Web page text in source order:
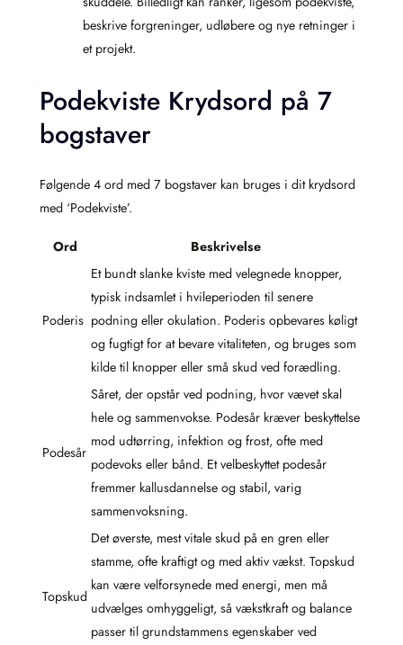
beskrive forgreninger, udløbere og nye retninger i
et projekt.
Podekviste Krydsord på 7
bogstaver
Følgende 4 ord med 7 bogstaver kan bruges i dit krydsord
med ‘Podekviste’.
Ord Beskrivelse
Poderis
Et bundt slanke kviste med velegnede knopper,
typisk indsamlet i hvileperioden til senere
podning eller okulation. Poderis opbevares køligt
og fugtigt for at bevare vitaliteten, og bruges som
kilde til knopper eller små skud ved forædling.
Podesår
Såret, der opstår ved podning, hvor vævet skal
hele og sammenvokse. Podesår kræver beskyttelse
mod udtørring, infektion og frost, ofte med
podevoks eller bånd. Et velbeskyttet podesår
fremmer kallusdannelse og stabil, varig
sammenvoksning.
Topskud
Det øverste, mest vitale skud på en gren eller
stamme, ofte kraftigt og med aktiv vækst. Topskud
kan være velforsynede med energi, men må
udvælges omhyggeligt, så vækstkraft og balance
passer til grundstammens egenskaber ved